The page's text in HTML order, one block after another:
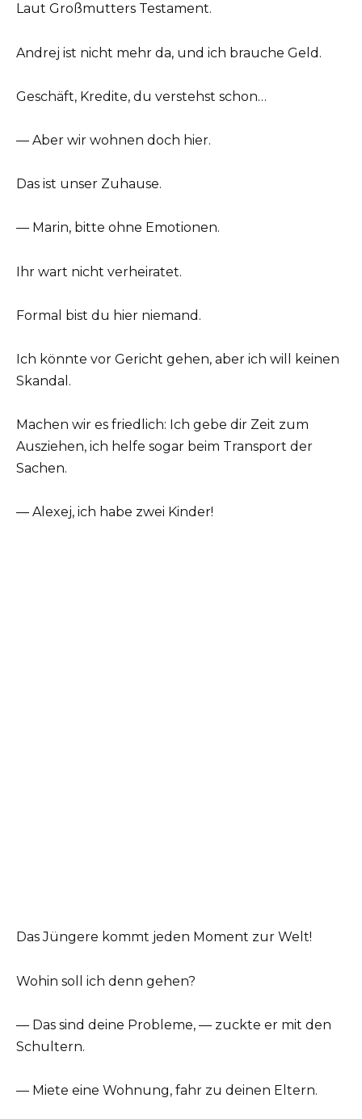
Laut Großmutters Testament.
Andrej ist nicht mehr da, und ich brauche Geld.
Geschäft, Kredite, du verstehst schon…
— Aber wir wohnen doch hier.
Das ist unser Zuhause.
— Marin, bitte ohne Emotionen.
Ihr wart nicht verheiratet.
Formal bist du hier niemand.
Ich könnte vor Gericht gehen, aber ich will keinen
Skandal.
Machen wir es friedlich: Ich gebe dir Zeit zum
Ausziehen, ich helfe sogar beim Transport der
Sachen.
— Alexej, ich habe zwei Kinder!
Das Jüngere kommt jeden Moment zur Welt!
Wohin soll ich denn gehen?
— Das sind deine Probleme, — zuckte er mit den
Schultern.
— Miete eine Wohnung, fahr zu deinen Eltern.